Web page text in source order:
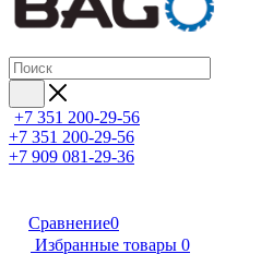
+7 351 200-29-56
+7 351 200-29-56
+7 909 081-29-36
Сравнение0
Избранные товары 0